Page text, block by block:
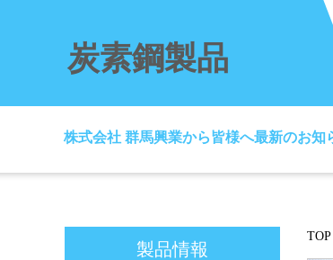
炭素鋼製品
株式会社 群馬興業から皆様へ最新のお知
製品情報
TOP